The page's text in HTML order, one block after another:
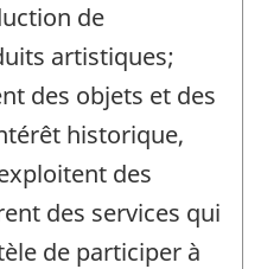
de
artistiques;
des objets et des
historique,
des
des services qui
de participer à